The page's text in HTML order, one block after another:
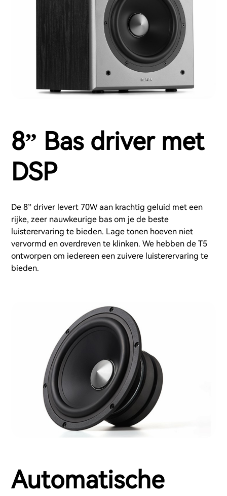
8” Bas driver met
DSP
De 8” driver levert 70W aan krachtig geluid met een
rijke, zeer nauwkeurige bas om je de beste
luisterervaring te bieden. Lage tonen hoeven niet
vervormd en overdreven te klinken. We hebben de T5
ontworpen om iedereen een zuivere luisterervaring te
bieden.
Automatische